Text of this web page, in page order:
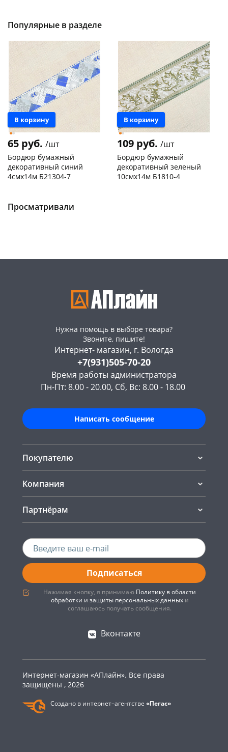
Популярные в разделе
В корзину
65 руб. /шт
Бордюр бумажный
декоративный синий
4смх14м Б21304-7
В корзину
109 руб. /шт
Бордюр бумажный
декоративный зеленый
10смх14м Б1810-4
Просматривали
Нужна помощь в выборе товара?
Звоните, пишите!
Интернет- магазин, г. Вологда
+7(931)505-70-20
Время работы администратора
Пн-Пт: 8.00 - 20.00, Сб, Вс: 8.00 - 18.00
Написать сообщение
Покупателю
Компания
Партнёрам
Подписаться
Нажимая кнопку, я принимаю Политику в области
обработки и защиты персональных данныхи
соглашаюсь получать сообщения.
Вконтакте
Интернет-магазин «АПлайн». Все права
защищены , 2026
Создано в интернет–агентстве «Пегас»